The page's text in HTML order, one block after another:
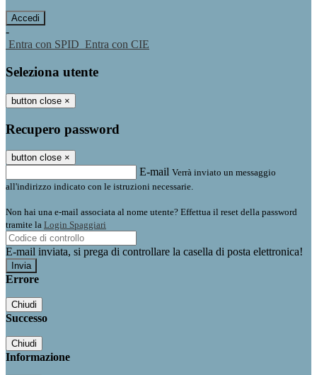
-
Entra con SPID Entra con CIE
Seleziona utente
button close ×
Recupero password
button close ×
E-mail Verrà inviato un messaggio
all'indirizzo indicato con le istruzioni necessarie.
Non hai una e-mail associata al nome utente? Effettua il reset della password
tramite la Login Spaggiari
E-mail inviata, si prega di controllare la casella di posta elettronica!
Errore
Chiudi
Successo
Chiudi
Informazione